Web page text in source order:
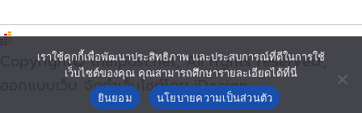
Copyright© thaipost.net, All rights reserved.,
ออกแบบเว็บ จัดทำเว็บไซต์โดย iDesign
เราใช้คุกกี้เพื่อพัฒนาประสิทธิภาพ และประสบการณ์ที่ดีในการใช้
เว็บไซต์ของคุณ คุณสามารถศึกษารายละเอียดได้ที่นี่
ยินยอม
นโยบายความเป็นส่วนตัว